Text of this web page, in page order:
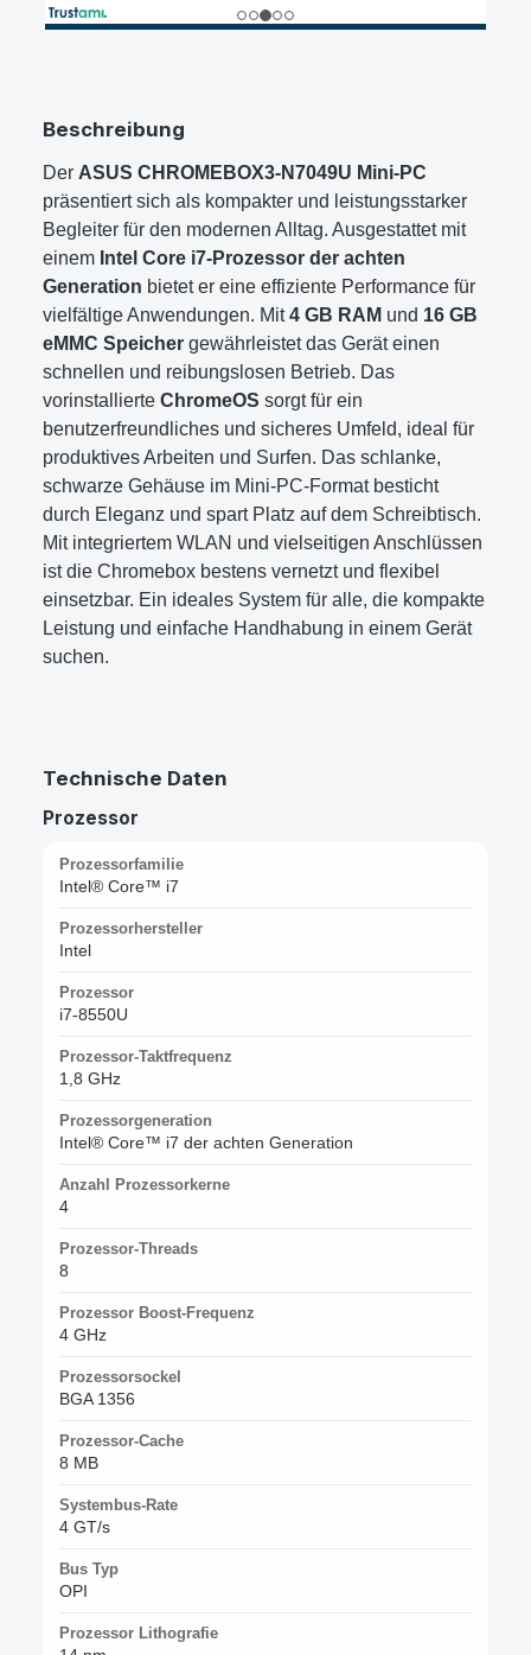
Beschreibung
Der ASUS CHROMEBOX3-N7049U Mini-PC
präsentiert sich als kompakter und leistungsstarker
Begleiter für den modernen Alltag. Ausgestattet mit
einem Intel Core i7-Prozessor der achten
Generation bietet er eine effiziente Performance für
vielfältige Anwendungen. Mit4 GB RAM und 16 GB
eMMC Speicher gewährleistet das Gerät einen
schnellen und reibungslosen Betrieb. Das
vorinstallierte ChromeOS sorgt für ein
benutzerfreundliches und sicheres Umfeld, ideal für
produktives Arbeiten und Surfen. Das schlanke,
schwarze Gehäuse im Mini-PC-Format besticht
durch Eleganz und spart Platz auf dem Schreibtisch.
Mit integriertem WLAN und vielseitigen Anschlüssen
ist die Chromebox bestens vernetzt und flexibel
einsetzbar. Ein ideales System für alle, die kompakte
Leistung und einfache Handhabung in einem Gerät
suchen.
Technische Daten
Prozessor
Prozessorfamilie
Intel® Core™ i7
Prozessorhersteller
Intel
Prozessor
i7-8550U
Prozessor-Taktfrequenz
1,8 GHz
Prozessorgeneration
Intel® Core™ i7 der achten Generation
Anzahl Prozessorkerne
4
Prozessor-Threads
8
Prozessor Boost-Frequenz
4 GHz
Prozessorsockel
BGA 1356
Prozessor-Cache
8 MB
Systembus-Rate
4 GT/s
Bus Typ
OPI
Prozessor Lithografie